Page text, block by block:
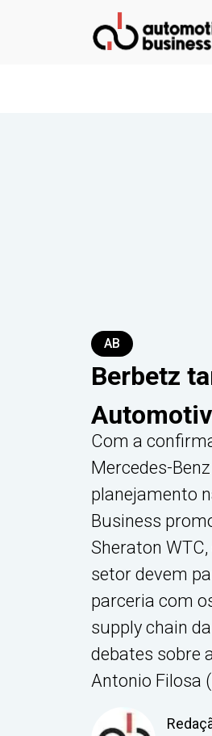
AB
Berbetz
Com a
Mercedes-
planejamento
Business
Sheraton
setor devem
parceria com
supply chain
debates sobre
Antonio Filosa